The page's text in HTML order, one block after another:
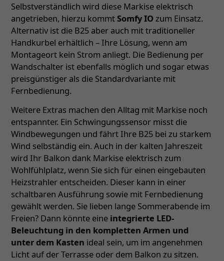
Selbstverständlich wird diese Markise elektrisch
angetrieben, hierzu kommtSomfy IO zum Einsatz.
Alternativ ist die B25 aber auch mit traditioneller
Handkurbel erhältlich – Ihre Lösung, wenn am
Montageort kein Strom anliegt. Die Bedienung per
Wandschalter ist ebenfalls möglich und sogar etwas
preisgünstiger als die Standardvariante mit
Fernbedienung.
Weitere Extras machen den Alltag mit Markise noch
entspannter. Ein Schwingungssensor misst die
Windbewegungen und fährt Ihre B25 bei zu starkem
Wind selbständig ein. Auch in der kalten Jahreszeit
wird Ihr Balkon dank Markise elektrisch zum
Wohlfühlplatz, wenn Sie sich für einen eingebauten
Heizstrahler entscheiden. Dieser kann in einer
schaltbaren Ausführung sowie mit Fernbedienung
gewählt werden. Sie lieben lange Sommerabende im
Freien? Dann könnte eine integrierte LED-
Beleuchtung in den kompletten Armen und
unter dem Kasten ideal sein, um im angenehmen
Licht auf der Terrasse oder dem Balkon zu sitzen.